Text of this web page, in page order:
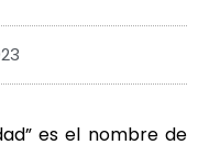
es el nombre de